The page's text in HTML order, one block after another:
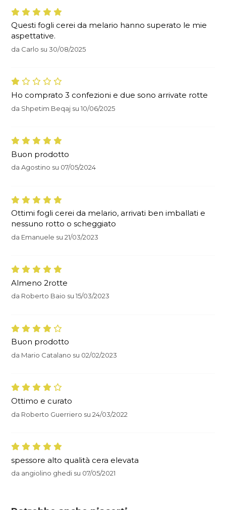
Questi fogli cerei da melario hanno superato le mie
aspettative.
da Carlo su30/08/2025
Ho comprato 3 confezioni e due sono arrivate rotte
da Shpetim Beqaj su10/06/2025
Buon prodotto
daAgostino su 07/05/2024
Ottimi fogli cerei da melario, arrivati ben imballati e
nessuno rotto o scheggiato
da Emanuele su21/03/2023
Almeno 2rotte
da Roberto Baio su15/03/2023
Buon prodotto
da Mario Catalano su 02/02/2023
Ottimo e curato
da Roberto Guerriero su24/03/2022
spessore alto qualità cera elevata
da angiolino ghedi su 07/05/2021